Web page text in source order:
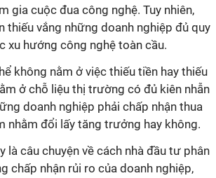
gia cuộc đua công nghệ. Tuy nhiên,
thiếu vắng những doanh nghiệp đủ quy
xu hướng công nghệ toàn cầu.
không nằm ở việc thiếu tiền hay thiếu
ở chỗ liệu thị trường có đủ kiên nhẫn
doanh nghiệp phải chấp nhận thua
nhằm đổi lấy tăng trưởng hay không.
là câu chuyện về cách nhà đầu tư phân
chấp nhận rủi ro của doanh nghiệp,